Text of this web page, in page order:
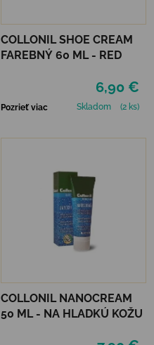
COLLONIL SHOE CREAM
FAREBNÝ 60 ML - RED
6,90 €
Pozrieť viac Skladom (2 ks)
COLLONIL NANOCREAM
50 ML - NA HLADKÚ KOŽU